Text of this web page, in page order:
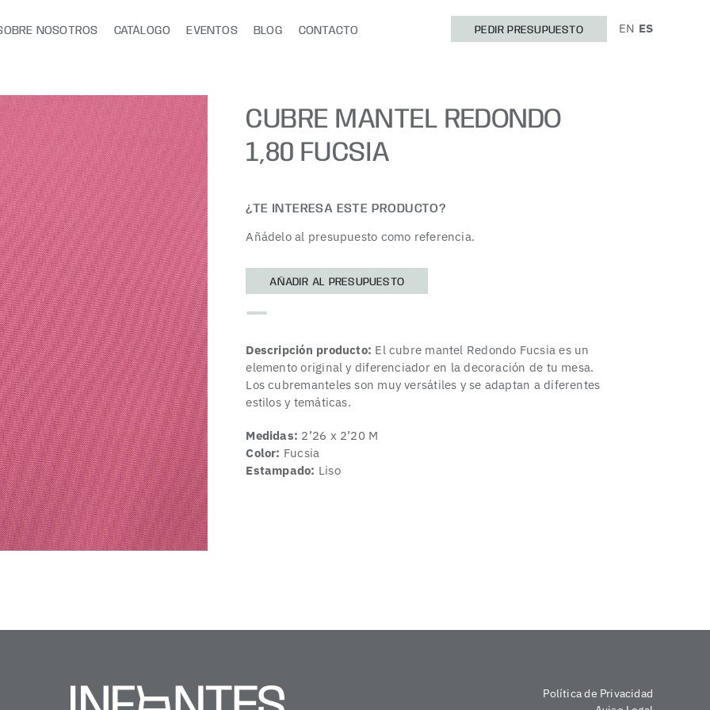
NOSOTROS CATÁLOGO EVENTOS BLOG CONTACTO PEDIR PRESUPUESTO EN ES
CUBRE MANTEL REDONDO
1,80 FUCSIA
¿TE INTERESA ESTE PRODUCTO?
Añádelo al presupuesto como referencia.
AÑADIR AL PRESUPUESTO
Descripción producto: El cubre mantel Redondo Fucsia es un
elemento original y diferenciador en la decoración de tu mesa.
Los cubremanteles son muy versátiles y se adaptan a diferentes
estilos y temáticas.
Medidas: 2’26 x 2’20 M
Color: Fucsia
Estampado: Liso
Política de Privacidad